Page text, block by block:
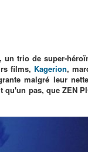
un trio de super-
films, Kagerion,
malgré leur
pas, que ZEN